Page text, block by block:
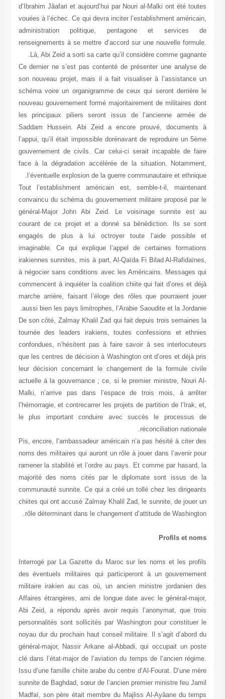
d’Ibrahim Jâafari et aujourd’hui par Nouri al-Malki ont été toutes
vouées à l’échec. Ce qui devra inciter l’establishment américain,
administration politique, pentagone et services de
renseignements à se mettre d’accord sur une nouvelle formule.
Là, Abi Zeid a sorti sa carte qu’il considère comme gagnante.
Ce dernier ne s’est pas contenté de présenter une analyse de
son nouveau projet, mais il a fait visualiser à l’assistance un
schéma voire un organigramme de ceux qui seront derrière le
nouveau gouvernement formé majoritairement de militaires dont
les principaux piliers seront issus de l’ancienne armée de
Saddam Hussein. Abi Zeid a encore prouvé, documents à
l’appui, qu’il était impossible dorénavant de reproduire un 5ème
gouvernement de civils. Car celui-ci serait incapable de faire
face à la dégradation accélérée de la situation. Notamment,
l’éventuelle explosion de la guerre communautaire et ethnique.
Tout l’establishment américain est, semble-t-il, maintenant
convaincu du schéma du gouvernement militaire proposé par le
général-Major John Abi Zeid. Le voisinage sunnite est au
courant de ce projet et a donné sa bénédiction. Ils se sont
engagés de plus à lui octroyer toute l’aide possible et
imaginable. Ce qui explique l’appel de certaines formations
irakiennes sunnites, mis à part, Al-Qaïda Fi Bilad Al-Rafidaïnes,
à négocier sans conditions avec les Américains. Messages qui
commencent à inquiéter la coalition chiite qui fait d’ores et déjà
marche arrière, faisant l’éloge des rôles que pourraient jouer
aussi bien les pays limitrophes, l’Arabie Saoudite et la Jordanie.
De son côté, Zalmay Khalil Zad qui fait depuis trois semaines la
tournée des leaders irakiens, toutes confessions et ethnies
confondues, n’hésitent pas à faire savoir à ses interlocuteurs
que les centres de décision à Washington ont d’ores et déjà pris
leur décision concernant le changement de la formule civile
actuelle à la gouvernance ; ce, si le premier ministre, Nouri Al-
Malki, n’arrive pas dans l’espace de trois mois, à arrêter
l’hémorragie, et contrecarrer les projets de partition de l’Irak, et,
le plus important conduire avec succès le processus de
réconciliation nationale.
Pis, encore, l’ambassadeur américain n’a pas hésité à citer des
noms des militaires qui auront un rôle à jouer dans l’avenir pour
ramener la stabilité et l’ordre au pays. Et comme par hasard, la
majorité des noms cités par le diplomate sont issus de la
communauté sunnite. Ce qui a créé un tollé chez les dirigeants
chiites qui ont accusé Zalmay Khalil Zad, le sunnite, de jouer un
rôle déterminant dans le changement d’attitude de Washington.
Profils et noms
Interrogé par La Gazette du Maroc sur les noms et les profils
des éventuels militaires qui participeront à un gouvernement
militaire irakien au cas où, un ancien ministre jordanien des
Affaires étrangères, ami de longue date avec le général-major,
Abi Zeid, a répondu après avoir requis l’anonymat, que trois
personnalités sont sollicités par Washington pour constituer le
noyau dur du prochain haut conseil militaire. Il s’agit d’abord du
général-major, Nassir Arkane al-Abbadi, qui occupait un poste
clé dans l’état-major de l’aviation du temps de l’ancien régime.
Issu d’une famille chiite arabe du centre d’Al-Fourat. D’une mère
sunnite de Baghdad, sœur de l’ancien premier ministre feu Jamil
Madfaï, son père était membre du Majliss Al-Ayâane du temps